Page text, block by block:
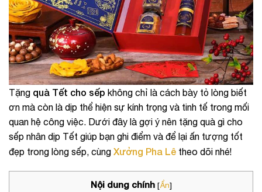
Tặng quà Tết cho sếp không chỉ là cách bày tỏ lòng biết
ơn mà còn là dịp thể hiện sự kính trọng và tinh tế trong mối
quan hệ công việc. Dưới đây là gợi ý nên tặng quà gì cho
sếp nhân dịp Tết giúp bạn ghi điểm và để lại ấn tượng tốt
đẹp trong lòng sếp, cùng Xưởng Pha Lê theo dõi nhé!
Nội dung chính [Ẩn]